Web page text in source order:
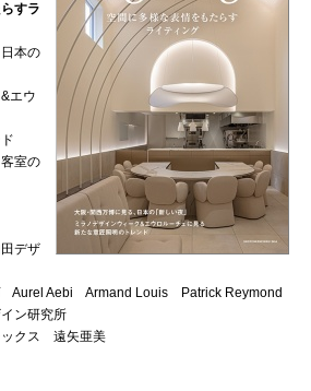
すラ
本の
エウ
室の
デザ
Aebi Armand Louis Patrick Reymond
ン研究所
クス 遠矢亜美